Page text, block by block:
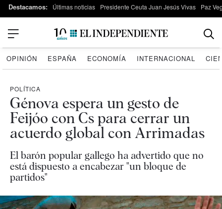
Destacamos: Últimas noticias Presidente Ceuta Juan Jesús Vivas Paz
OPINIÓN ESPAÑA ECONOMÍA INTERNACIONAL
POLÍTICA
Génova espera un gesto de
Feijóo con Cs para cerrar un
acuerdo global con Arrimadas
El barón popular gallego ha advertido que no
está dispuesto a encabezar "un bloque de
partidos"